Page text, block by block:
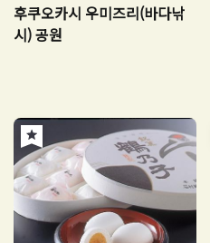
후쿠오카시 우미즈리(바다낚
시) 공원